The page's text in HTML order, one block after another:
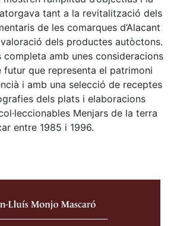
tant a la revitalització dels
de les comarques d’Alacant
dels productes autòctons.
completa amb unes consideracions
futur que representa el patrimoni
i amb una selecció de receptes
dels plats i elaboracions
Menjars de la terra
entre 1985 i 1996.